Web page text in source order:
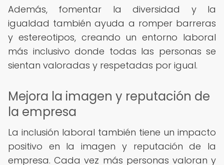
Además, fomentar la diversidad y la
igualdad también ayuda a romper barreras
y estereotipos, creando un entorno laboral
más inclusivo donde todas las personas se
sientan valoradas y respetadas por igual.
Mejora la imagen y reputación de
la empresa
La inclusión laboral también tiene un impacto
positivo en la imagen y reputación de la
empresa. Cada vez más personas valoran y